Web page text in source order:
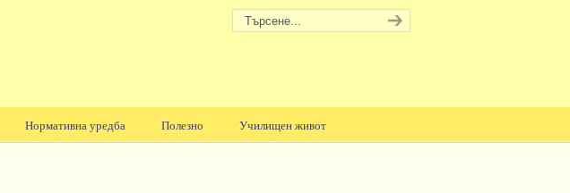
Нормативна уредба Полезно Училищен живот